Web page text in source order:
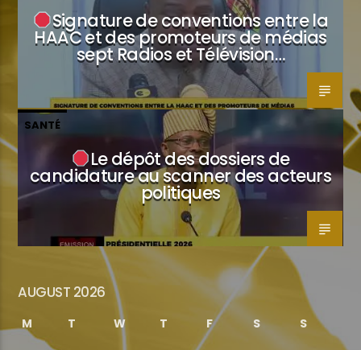
Signature de conventions entre la
HAAC et des promoteurs de médias
sept Radios et Télévision…
SANTÉ
Le dépôt des dossiers de
candidature au scanner des acteurs
politiques
AUGUST 2026
M T W T F S S